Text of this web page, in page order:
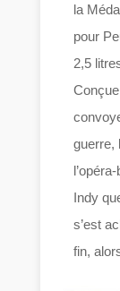
la
pour
2,5
guerre,
Indy
s’est
fin,